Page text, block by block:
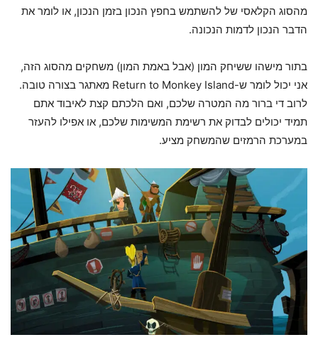
מהסוג הקלאסי של להשתמש בחפץ הנכון בזמן הנכון, או לומר את
הדבר הנכון לדמות הנכונה.
בתור מישהו ששיחק המון (אבל באמת המון) משחקים מהסוג הזה,
אני יכול לומר ש-Return to Monkey Island מאתגר בצורה טובה.
לרוב די ברור מה המטרה שלכם, ואם הלכתם קצת לאיבוד אתם
תמיד יכולים לבדוק את רשימת המשימות שלכם, או אפילו להעזר
במערכת הרמזים שהמשחק מציע.